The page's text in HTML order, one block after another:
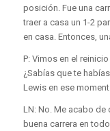
posición. Fue una
traer a casa un 1-2
en casa. Entonces,
P: Vimos en el
¿Sabías que te
Lewis en ese
LN: No. Me acabo de
buena carrera en